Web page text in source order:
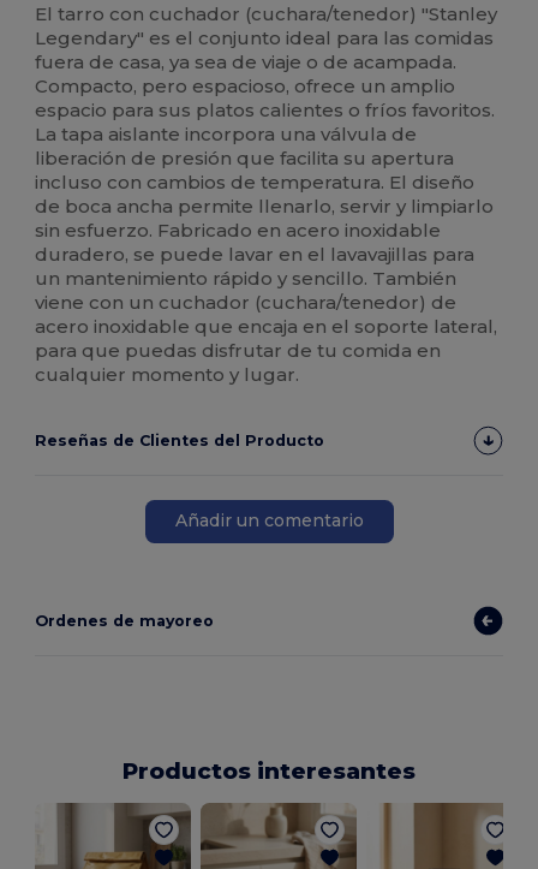
El tarro con cuchador (cuchara/tenedor) "Stanley
Legendary" es el conjunto ideal para las comidas
fuera de casa, ya sea de viaje o de acampada.
Compacto, pero espacioso, ofrece un amplio
espacio para sus platos calientes o fríos favoritos.
La tapa aislante incorpora una válvula de
liberación de presión que facilita su apertura
incluso con cambios de temperatura. El diseño
de boca ancha permite llenarlo, servir y limpiarlo
sin esfuerzo. Fabricado en acero inoxidable
duradero, se puede lavar en el lavavajillas para
un mantenimiento rápido y sencillo. También
viene con un cuchador (cuchara/tenedor) de
acero inoxidable que encaja en el soporte lateral,
para que puedas disfrutar de tu comida en
cualquier momento y lugar.
Reseñas de Clientes del Producto
Añadir un comentario
Ordenes de mayoreo
Productos interesantes